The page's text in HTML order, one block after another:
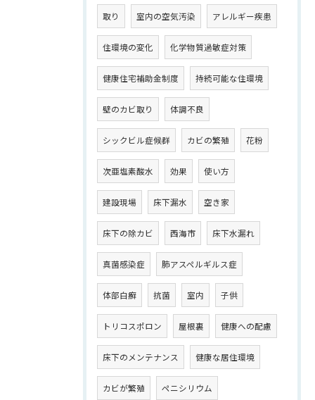
取り 室内の空気汚染 アレルギー疾患
住環境の変化 化学物質過敏症対策
健康住宅補助金制度 持続可能な住環境
壁のカビ取り 体調不良
シックビル症候群 カビの繁殖 花粉
次亜塩素酸水 効果 使い方
建設現場 床下漏水 空き家
床下の除カビ 西海市 床下水漏れ
真菌感染症 肺アスペルギルス症
体部白癬 抗菌 室内 子供
トリコスポロン 屋根裏 健康への配慮
床下のメンテナンス 健康な居住環境
カビが繁殖 ペニシリウム